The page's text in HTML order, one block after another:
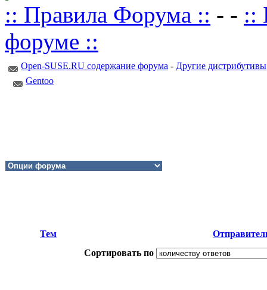
:: Правила Форума :: - - ::
форуме ::
Open-SUSE.RU содержание форума - Другие дистрибутивы
Gentoo
Тем
Сортировать по